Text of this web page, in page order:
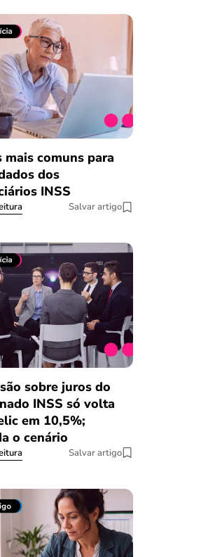
mais comuns para
dos
INSS
Salvar artigo
sobre juros do
INSS só volta
em 10,5%;
o cenário
Salvar artigo